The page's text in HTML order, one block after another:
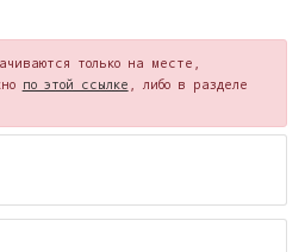
только на месте,
по этой ссылке , либо в разделе